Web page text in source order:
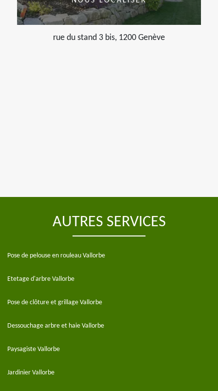
rue du stand 3 bis, 1200 Genève
AUTRES SERVICES
Pose de pelouse en rouleau Vallorbe
Etetage d'arbre Vallorbe
Pose de clôture et grillage Vallorbe
Dessouchage arbre et haie Vallorbe
Paysagiste Vallorbe
Jardinier Vallorbe